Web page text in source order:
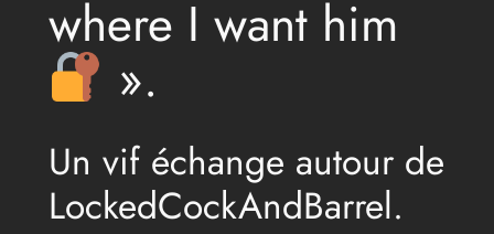
where I want him
».
Un vif échange autour de
LockedCockAndBarrel.